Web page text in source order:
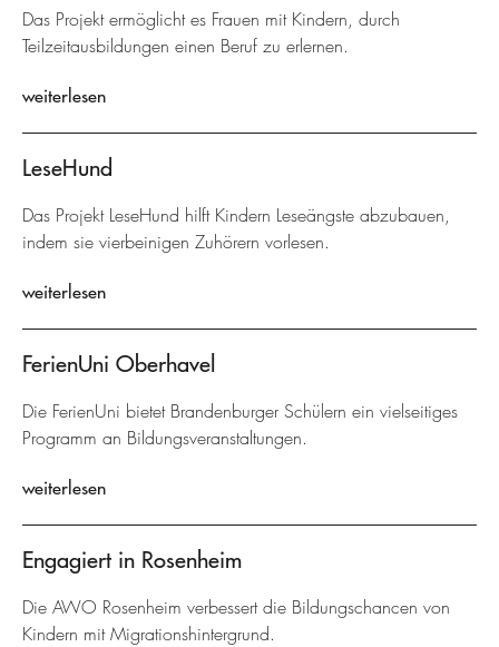
Das Projekt ermöglicht es Frauen mit Kindern, durch
Teilzeitausbildungen einen Beruf zu erlernen.
weiterlesen
LeseHund
Das Projekt LeseHund hilft Kindern Leseängste abzubauen,
indem sie vierbeinigen Zuhörern vorlesen.
weiterlesen
FerienUni Oberhavel
Die FerienUni bietet Brandenburger Schülern ein vielseitiges
Programm an Bildungsveranstaltungen.
weiterlesen
Engagiert in Rosenheim
Die AWO Rosenheim verbessert die Bildungschancen von
Kindern mit Migrationshintergrund.